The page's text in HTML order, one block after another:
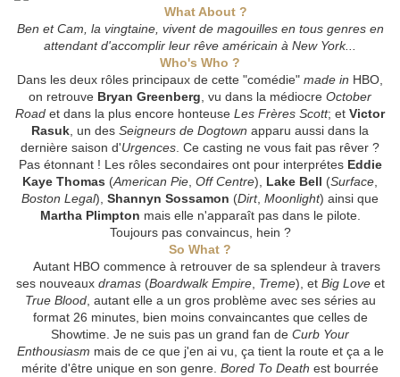
What About ?
Ben et Cam, la vingtaine, vivent de magouilles en tous genres en
attendant d'accomplir leur rêve américain à New York...
Who's Who ?
Dans les deux rôles principaux de cette "comédie" made in HBO,
on retrouve Bryan Greenberg , vu dans la médiocre October
Road et dans la plus encore honteuse Les Frères Scott; et Victor
Rasuk , un des Seigneurs de Dogtown apparu aussi dans la
dernière saison d'Urgences . Ce casting ne vous fait pas rêver ?
Pas étonnant ! Les rôles secondaires ont pour interprétes Eddie
Kaye Thomas (American Pie Off Centre), Lake Bell (Surface
Boston Legal), Shannyn Sossamon (Dirt, Moonlight) ainsi que
Martha Plimpton mais elle n'apparaît pas dans le pilote.
Toujours pas convaincus, hein ?
So What ?
Autant HBO commence à retrouver de sa splendeur à travers
ses nouveaux dramas(Boardwalk Empire, Treme), et Big Loveet
True Blood, autant elle a un gros problème avec ses séries au
format 26 minutes, bien moins convaincantes que celles de
Showtime. Je ne suis pas un grand fan de Curb Your
Enthousiasm mais de ce que j'en ai vu, ça tient la route et ça a le
mérite d'être unique en son genre. Bored To Death est bourrée